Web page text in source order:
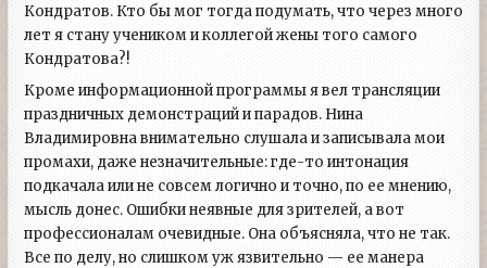
Кондратов. Кто бы мог тогда подумать, что через много
лет я стану учеником и коллегой жены того самого
Кондратова?!
Кроме информационной программы я вел трансляции
праздничных демонстраций и парадов. Нина
Владимировна внимательно слушала и записывала мои
промахи, даже незначительные: где-то интонация
подкачала или не совсем логично и точно, по ее мнению,
мысль донес. Ошибки неявные для зрителей, а вот
профессионалам очевидные. Она объясняла, что не так.
Все по делу, но слишком уж язвительно — ее манера